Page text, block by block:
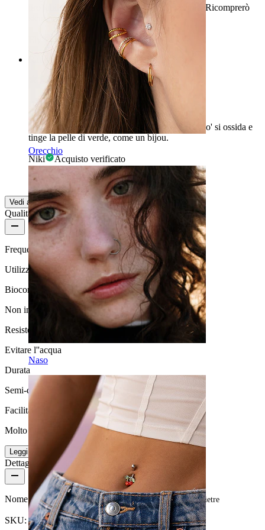
Orecchio
Naso
probabilmente ciò dipende dal servizio postale. Ricomprerò
sicuramente su questo sito.
Acquisto verificato
Rating
Bello, ma si scolorisce
Mantiene la sua bellezza a lungo, ma dopo un po' si ossida e
tinge la pelle di verde, come un bijou.
Niki Acquisto verificato
Tradotto dall'IA Mostra originale
Vedi altro
Qualità del prodotto
Frequenza di utilizzo
Utilizzo moderato
Biocompatibilità
Non indicato per pelli sensibili
Resistenza all'acqua
Evitare l''acqua
Durata
Semi-durevole
Facilità d'uso
Molto facile
Leggi di più
Dettagli del prodotto
Nome:Labret con filettatura interna e arco tempestato di pietre
SKU:Labret-60